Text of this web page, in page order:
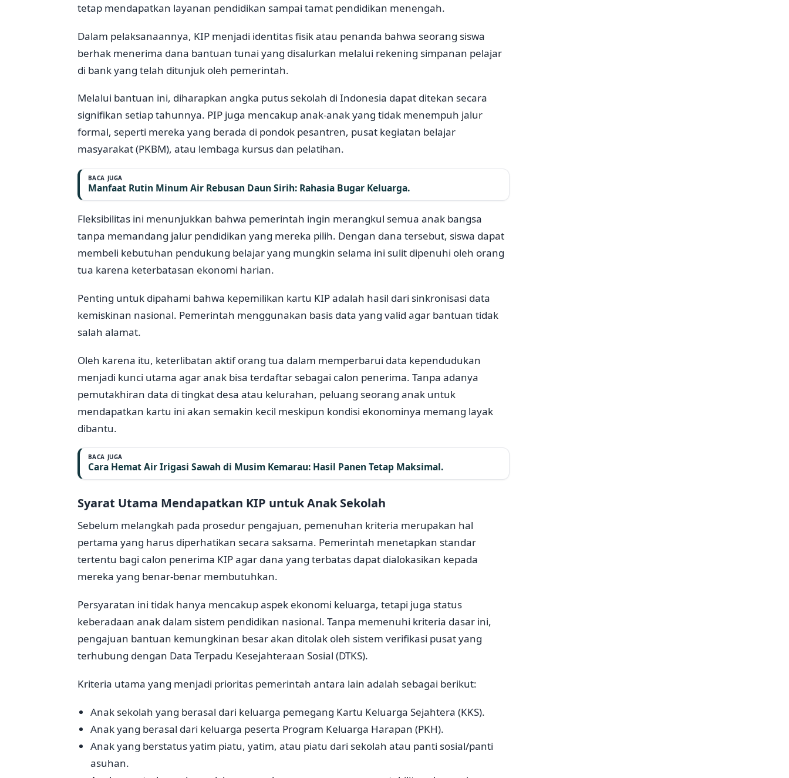
tetap mendapatkan layanan pendidikan sampai tamat pendidikan menengah.
Dalam pelaksanaannya, KIP menjadi identitas fisik atau penanda bahwa seorang siswa
berhak menerima dana bantuan tunai yang disalurkan melalui rekening simpanan pelajar
di bank yang telah ditunjuk oleh pemerintah.
Melalui bantuan ini, diharapkan angka putus sekolah di Indonesia dapat ditekan secara
signifikan setiap tahunnya. PIP juga mencakup anak-anak yang tidak menempuh jalur
formal, seperti mereka yang berada di pondok pesantren, pusat kegiatan belajar
masyarakat (PKBM), atau lembaga kursus dan pelatihan.
BACA JUGA
Manfaat Rutin Minum Air Rebusan Daun Sirih: Rahasia Bugar Keluarga.
Fleksibilitas ini menunjukkan bahwa pemerintah ingin merangkul semua anak bangsa
tanpa memandang jalur pendidikan yang mereka pilih. Dengan dana tersebut, siswa dapat
membeli kebutuhan pendukung belajar yang mungkin selama ini sulit dipenuhi oleh orang
tua karena keterbatasan ekonomi harian.
Penting untuk dipahami bahwa kepemilikan kartu KIP adalah hasil dari sinkronisasi data
kemiskinan nasional. Pemerintah menggunakan basis data yang valid agar bantuan tidak
salah alamat.
Oleh karena itu, keterlibatan aktif orang tua dalam memperbarui data kependudukan
menjadi kunci utama agar anak bisa terdaftar sebagai calon penerima. Tanpa adanya
pemutakhiran data di tingkat desa atau kelurahan, peluang seorang anak untuk
mendapatkan kartu ini akan semakin kecil meskipun kondisi ekonominya memang layak
dibantu.
BACA JUGA
Cara Hemat Air Irigasi Sawah di Musim Kemarau: Hasil Panen Tetap Maksimal.
Syarat Utama Mendapatkan KIP untuk Anak Sekolah
Sebelum melangkah pada prosedur pengajuan, pemenuhan kriteria merupakan hal
pertama yang harus diperhatikan secara saksama. Pemerintah menetapkan standar
tertentu bagi calon penerima KIP agar dana yang terbatas dapat dialokasikan kepada
mereka yang benar-benar membutuhkan.
Persyaratan ini tidak hanya mencakup aspek ekonomi keluarga, tetapi juga status
keberadaan anak dalam sistem pendidikan nasional. Tanpa memenuhi kriteria dasar ini,
pengajuan bantuan kemungkinan besar akan ditolak oleh sistem verifikasi pusat yang
terhubung dengan Data Terpadu Kesejahteraan Sosial (DTKS).
Kriteria utama yang menjadi prioritas pemerintah antara lain adalah sebagai berikut:
Anak sekolah yang berasal dari keluarga pemegang Kartu Keluarga Sejahtera (KKS).
Anak yang berasal dari keluarga peserta Program Keluarga Harapan (PKH).
Anak yang berstatus yatim piatu, yatim, atau piatu dari sekolah atau panti sosial/panti
asuhan.